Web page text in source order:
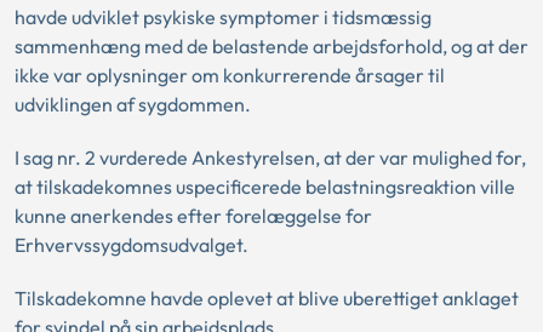
havde udviklet psykiske symptomer i tidsmæssig
sammenhæng med de belastende arbejdsforhold, og at der
ikke var oplysninger om konkurrerende årsager til
udviklingen af sygdommen.
I sag nr. 2 vurderede Ankestyrelsen, at der var mulighed for,
at tilskadekomnes uspecificerede belastningsreaktion ville
kunne anerkendes efter forelæggelse for
Erhvervssygdomsudvalget.
Tilskadekomne havde oplevet at blive uberettiget anklaget
for svindel på sin arbejdsplads.